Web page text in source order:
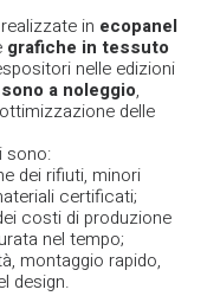
in ecopanel
grafiche in tessuto
nelle edizioni
a noleggio,
delle
sono:
dei rifiuti, minori
certificati;
costi di produzione
nel tempo;
montaggio rapido,
design.